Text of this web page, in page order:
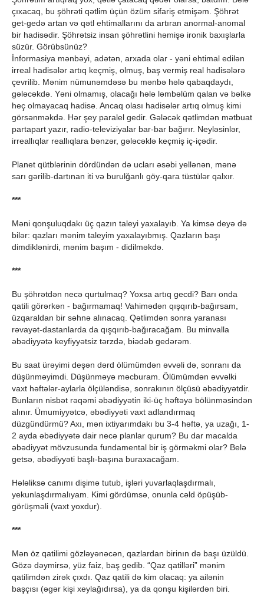
çıxacaq, bu şöhrəti qətlim üçün özüm sifariş etmişəm. Şöhrət
get-gedə artan və qətl ehtimallarını da artıran anormal-anomal
bir hadisədir. Şöhrətsiz insan şöhrətlini həmişə ironik baxışlarla
süzür. Görübsünüz?
İnformasiya mənbəyi, adətən, arxada olar - yəni ehtimal edilən
irreal hadisələr artıq keçmiş, olmuş, baş vermiş real hadisələrə
çevrilib. Mənim nümunəmdəsə bu mənbə hələ qabaqdaydı,
gələcəkdə. Yəni olmamış, olacağı hələ ləmbəlüm qalan və bəlkə
heç olmayacaq hadisə. Ancaq olası hadisələr artıq olmuş kimi
görsənməkdə. Hər şey paralel gedir. Gələcək qətlimdən mətbuat
partapart yazır, radio-televiziyalar bar-bar bağırır. Neyləsinlər,
irreallıqlar reallıqlara bənzər, gələcəklə keçmiş iç-içədir.
Planet qütblərinin dördündən də ucları əsəbi yellənən, mənə
sarı gərilib-dartınan iti və burulğanlı göy-qara tüstülər qalxır.
***
Məni qonşuluqdakı üç qazın taleyi yaxalayıb. Ya kimsə deyə də
bilər: qazları mənim taleyim yaxalayıbmış. Qazların başı
dimdiklənirdi, mənim başım - didilməkdə.
***
Bu şöhrətdən necə qurtulmaq? Yoxsa artıq gecdi? Barı onda
qatili görərkən - bağırmamaq! Vahimədən qışqırıb-bağırsam,
üzqaraldan bir səhnə alınacaq. Qətlimdən sonra yaranası
rəvayət-dastanlarda da qışqırıb-bağıracağam. Bu minvalla
əbədiyyətə keyfiyyətsiz tərzdə, biədəb gedərəm.
Bu saat ürəyimi deşən dərd ölümümdən əvvəli də, sonranı da
düşünməyimdi. Düşünməyə məcburam. Ölümümdən əvvəlki
vaxt həftələr-aylarla ölçüləndisə, sonrakının ölçüsü əbədiyyətdir.
Bunların nisbət rəqəmi əbədiyyətin iki-üç həftəyə bölünməsindən
alınır. Ümumiyyətcə, əbədiyyəti vaxt adlandırmaq
düzgündürmü? Axı, mən ixtiyarımdakı bu 3-4 həftə, ya uzağı, 1-
2 ayda əbədiyyətə dair necə planlar qurum? Bu dar macalda
əbədiyyət mövzusunda fundamental bir iş görməkmi olar? Belə
getsə, əbədiyyəti başlı-başına buraxacağam.
Hələliksə canımı dişimə tutub, işləri yuvarlaqlaşdırmalı,
yekunlaşdırmalıyam. Kimi gördümsə, onunla cəld öpüşüb-
görüşməli (vaxt yoxdur).
***
Mən öz qatilimi gözləyənəcən, qazlardan birinın də başı üzüldü.
Gözə dəymirsə, yüz faiz, baş gedib. “Qaz qatilləri” mənim
qatilimdən zirək çıxdı. Qaz qatili də kim olacaq: ya ailənin
başçısı (əgər kişi xeylağıdırsa), ya da qonşu kişilərdən biri.